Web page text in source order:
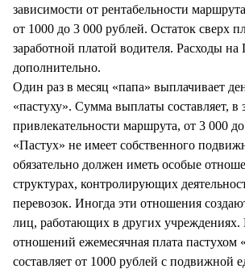
зависимости от рентабельности
от 1000 до 3 000 рублей. Остаток сверх
заработной платой водителя. Расходы
дополнительно.
Один раз в месяц «папа» выплачивает
«пастуху». Сумма выплаты составляет, в
привлекательности маршрута, от 3 000
«Пастух» не имеет собственного
обязательно должен иметь особые
структурах, контролирующих
перевозок. Иногда эти отношения
лиц, работающих в других учреждениях.
отношений ежемесячная плата пастухом
составляет от 1000 рублей с подвижной